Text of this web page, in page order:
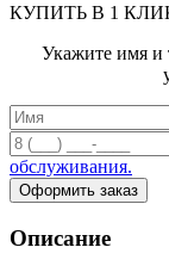
КУПИТЬ В 1
Укажите имя и
обслуживания.
Оформить заказ
Описание